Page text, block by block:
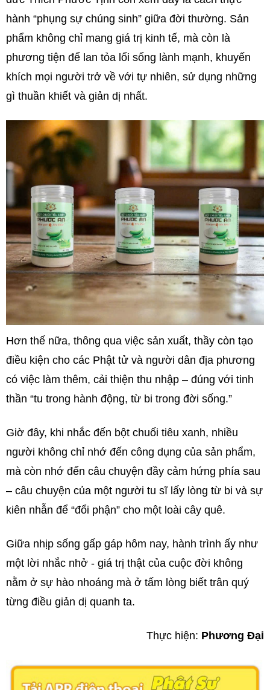
hành “phụng sự chúng sinh” giữa đời thường. Sản
phẩm không chỉ mang giá trị kinh tế, mà còn là
phương tiện để lan tỏa lối sống lành mạnh, khuyến
khích mọi người trở về với tự nhiên, sử dụng những
gì thuần khiết và giản dị nhất.
Hơn thế nữa, thông qua việc sản xuất, thầy còn tạo
điều kiện cho các Phật tử và người dân địa phương
có việc làm thêm, cải thiện thu nhập – đúng với tinh
thần “tu trong hành động, từ bi trong đời sống.”
Giờ đây, khi nhắc đến bột chuối tiêu xanh, nhiều
người không chỉ nhớ đến công dụng của sản phẩm,
mà còn nhớ đến câu chuyện đầy cảm hứng phía sau
– câu chuyện của một người tu sĩ lấy lòng từ bi và sự
kiên nhẫn để “đổi phận” cho một loài cây quê.
Giữa nhịp sống gấp gáp hôm nay, hành trình ấy như
một lời nhắc nhở - giá trị thật của cuộc đời không
nằm ở sự hào nhoáng mà ở tấm lòng biết trân quý
từng điều giản dị quanh ta.
Thực hiện: Phương Đại